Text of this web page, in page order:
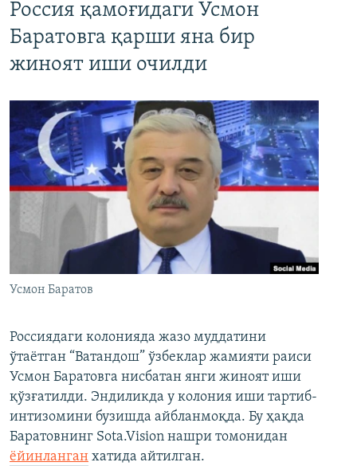
Россия қамоғидаги Усмон
Баратовга қарши яна бир
жиноят иши очилди
Усмон Баратов
Россиядаги колонияда жазо муддатини
ўтаётган “Ватандош” ўзбеклар жамияти раиси
Усмон Баратовга нисбатан янги жиноят иши
қўзғатилди. Эндиликда у колония иши тартиб-
интизомини бузишда айбланмоқда. Бу ҳақда
Баратовнинг Sota.Vision нашри томонидан
ёйинланган хатида айтилган.